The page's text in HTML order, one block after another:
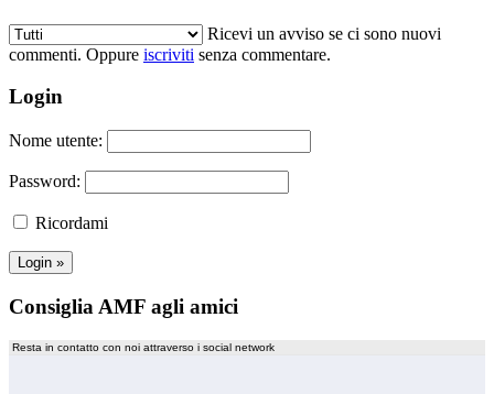
Ricevi un avviso se ci sono nuovi
commenti. Oppure iscriviti senza commentare.
Login
Nome utente:
Password:
Ricordami
Consiglia AMF agli amici
Resta in contatto con noi attraverso i social network